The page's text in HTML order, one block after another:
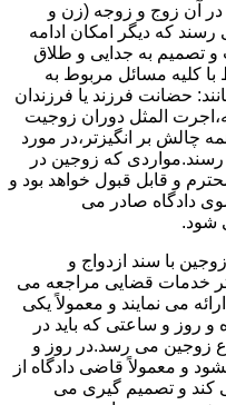
آن زوج و زوجه (زن و
رسند که دیگر امکان ادامه
تصمیم به جدایی و طلاق
با کلیه مسائل مربوط به
حضانت فرزند یا فرزندان
المثل دوران زوجیت
چالش بر انگیزتر،در مورد
رسند.مواردی که زوجین در
و قابل قبول خواهد بود و
دادگاه صادر می
شود.
با سند ازدواج و
خدمات قضایی مراجعه می
می نمایند و معمولاً یکی
و روز و ساعتی که باید در
زوجین می رسد.در روز و
و معمولاً قاضی دادگاه از
کند و تصمیم گیری می